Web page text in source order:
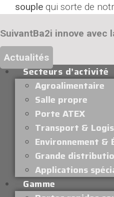
souple qui sorte de
SuivantBa2i innove avec
Actualités
Secteurs d’activité
Agroalimentaire
Salle propre
Porte ATEX
Transport &
Environnement &
Grande
Applications
Gamme